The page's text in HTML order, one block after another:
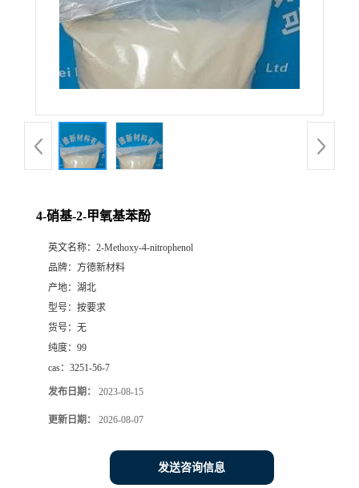
4-硝基-2-甲氧基苯酚
英文名称： 2-Methoxy-4-nitrophenol
品牌： 方德新材料
产地： 湖北
型号： 按要求
货号： 无
纯度： 99
cas： 3251-56-7
发布日期： 2023-08-15
更新日期： 2026-08-07
发送咨询信息